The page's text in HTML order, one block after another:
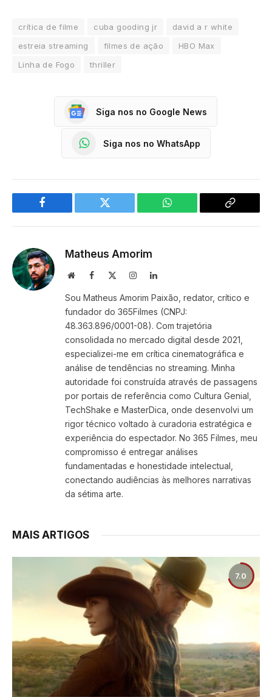
crítica de filme cuba gooding jr
david a r white
estreia streaming
filmes de ação
HBO Max
Linha de Fogo
thriller
Siga nos no Google News
Siga nos no WhatsApp
Facebook Twitter WhatsApp
Copy
Matheus Amorim
WebsiteFacebook InstagramLinkedIn
Sou Matheus Amorim Paixão, redator, crítico e
fundador do 365Filmes (CNPJ:
48.363.896/0001-08). Com trajetória
consolidada no mercado digital desde 2021,
especializei-me em crítica cinematográfica e
análise de tendências no streaming. Minha
autoridade foi construída através de passagens
por portais de referência como Cultura Genial,
TechShake e MasterDica, onde desenvolvi um
rigor técnico voltado à curadoria estratégica e
experiência do espectador. No 365 Filmes, meu
compromisso é entregar análises
fundamentadas e honestidade intelectual,
conectando audiências às melhores narrativas
da sétima arte.
MAIS ARTIGOS
7.0